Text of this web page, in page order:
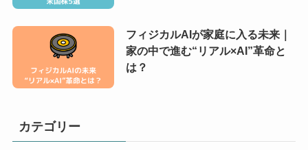
フィジカルAIが家庭に入る未来｜
家の中で進む“リアル×AI”革命と
は？
カテゴリー